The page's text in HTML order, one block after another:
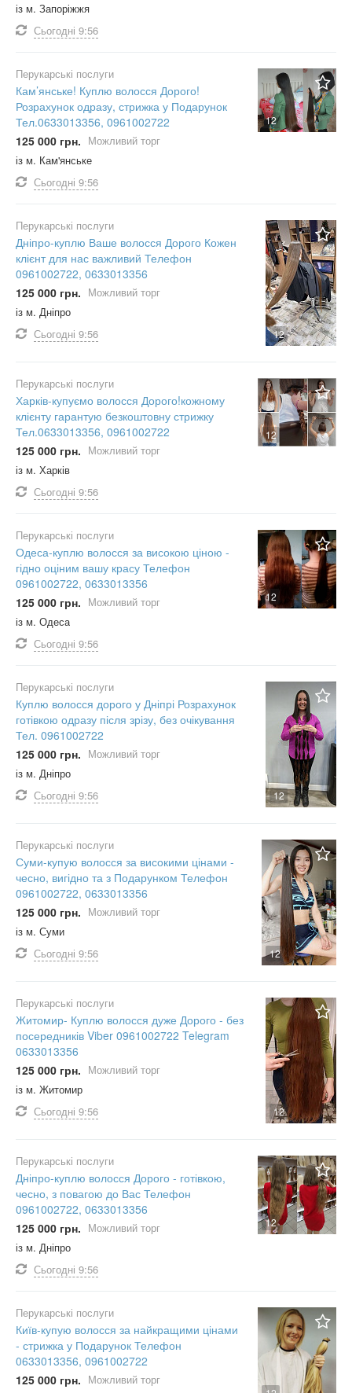
із м. Запоріжжя
Сьогодні 9:56
12
Перукарські послуги
Кам’янське! Куплю волосся Дорого!
Розрахунок одразу, стрижка у Подарунок
Тел.0633013356, 0961002722
125 000 грн. Можливий торг
із м. Кам'янське
Сьогодні 9:56
12
Перукарські послуги
Дніпро-куплю Ваше волосся Дорого Кожен
клієнт для нас важливий Телефон
0961002722, 0633013356
125 000 грн. Можливий торг
із м. Дніпро
Сьогодні 9:56
12
Перукарські послуги
Харків-купуємо волосся Дорого!кожному
клієнту гарантую безкоштовну стрижку
Тел.0633013356, 0961002722
125 000 грн. Можливий торг
із м. Харків
Сьогодні 9:56
12
Перукарські послуги
Одеса-куплю волосся за високою ціною -
гідно оціним вашу красу Телефон
0961002722, 0633013356
125 000 грн. Можливий торг
із м. Одеса
Сьогодні 9:56
12
Перукарські послуги
Куплю волосся дорого у Дніпрі Розрахунок
готівкою одразу після зрізу, без очікування
Тел. 0961002722
125 000 грн. Можливий торг
із м. Дніпро
Сьогодні 9:56
12
Перукарські послуги
Суми-купую волосся за високими цінами -
чесно, вигідно та з Подарунком Телефон
0961002722, 0633013356
125 000 грн. Можливий торг
із м. Суми
Сьогодні 9:56
12
Перукарські послуги
Житомир- Куплю волосся дуже Дорого - без
посередників Viber 0961002722 Telegram
0633013356
125 000 грн. Можливий торг
із м. Житомир
Сьогодні 9:56
12
Перукарські послуги
Дніпро-куплю волосся Дорого - готівкою,
чесно, з повагою до Вас Телефон
0961002722, 0633013356
125 000 грн. Можливий торг
із м. Дніпро
Сьогодні 9:56
Перукарські послуги
Київ-купую волосся за найкращими цінами
- стрижка у Подарунок Телефон
0633013356, 0961002722
125 000 грн. Можливий торг